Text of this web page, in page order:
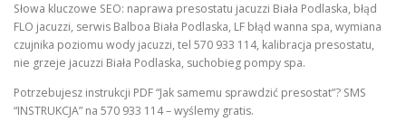
Słowa kluczowe SEO: naprawa presostatu jacuzzi Biała Podlaska, błąd
FLO jacuzzi, serwis Balboa Biała Podlaska, LF błąd wanna spa, wymiana
czujnika poziomu wody jacuzzi, tel 570 933 114, kalibracja presostatu,
nie grzeje jacuzzi Biała Podlaska, suchobieg pompy spa.
Potrzebujesz instrukcji PDF “Jak samemu sprawdzić presostat”? SMS
“INSTRUKCJA” na 570 933 114 – wyślemy gratis.